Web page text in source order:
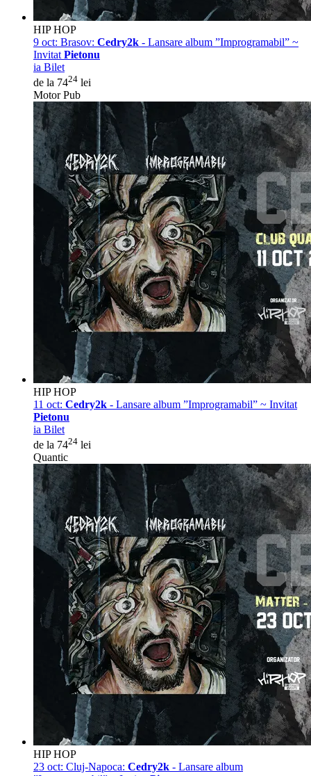
HIP HOP
9 oct: Brasov: Cedry2k - Lansare album ”Improgramabil” ~
Invitat Pietonu
ia Bilet
de la 7424 lei
Motor Pub
HIP HOP
11 oct: Cedry2k - Lansare album ”Improgramabil” ~ Invitat
Pietonu
ia Bilet
de la 7424 lei
Quantic
HIP HOP
23 oct: Cluj-Napoca: Cedry2k - Lansare album